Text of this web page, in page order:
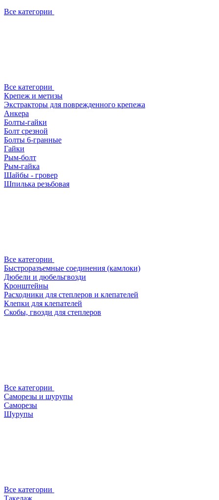
Все категории
Все категории
Крепеж и метизы
Экстракторы для поврежденного крепежа
Анкера
Болты-гайки
Болт срезной
Болты 6-гранные
Гайки
Рым-болт
Рым-гайка
Шайбы - гровер
Шпилька резьбовая
Все категории
Быстроразъемные соединения (камлоки)
Дюбели и дюбельгвозди
Кронштейны
Расходники для степлеров и клепателей
Клепки для клепателей
Скобы, гвозди для степлеров
Все категории
Саморезы и шурупы
Саморезы
Шурупы
Все категории
Такелаж